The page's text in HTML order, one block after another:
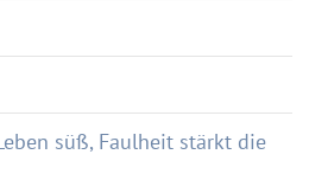
süß, Faulheit stärkt die